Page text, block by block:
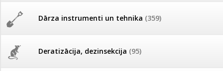
Dārza instrumenti un tehnika (359)
Deratizācija, dezinsekcija (95)
Tagad Vitrol GB arī 20kg
iepakojumā!
Tomātu diena 21.augustā